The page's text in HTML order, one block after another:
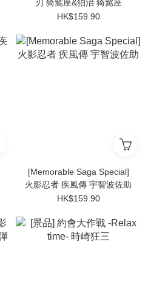
刃 猗窩座&狛治 猗窩座
HK$159.90
[Memorable Saga Special]
火影忍者 疾風傳 宇智波佐助
HK$159.90